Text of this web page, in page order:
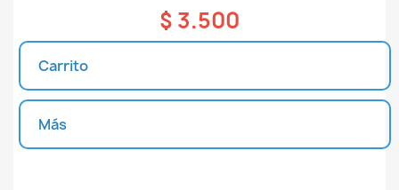
$ 3.500
Carrito
Más